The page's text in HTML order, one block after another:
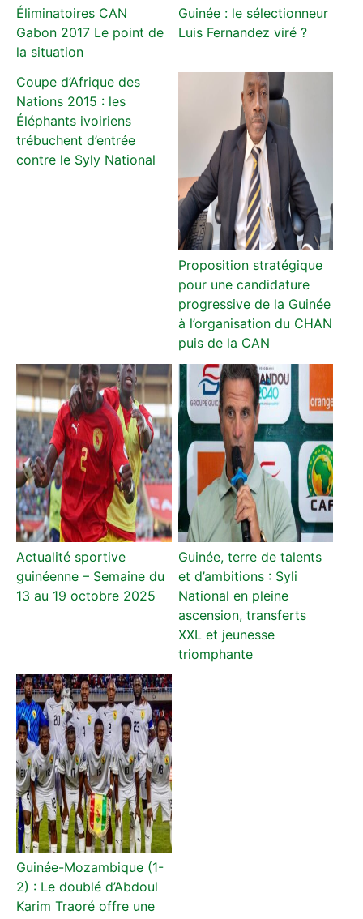
Éliminatoires CAN
Gabon 2017 Le point de
la situation
Guinée : le sélectionneur
Luis Fernandez viré ?
Coupe d’Afrique des
Nations 2015 : les
Éléphants ivoiriens
trébuchent d’entrée
contre le Syly National
Proposition stratégique
pour une candidature
progressive de la Guinée
à l’organisation du CHAN
puis de la CAN
Actualité sportive
guinéenne – Semaine du
13 au 19 octobre 2025
Guinée, terre de talents
et d’ambitions : Syli
National en pleine
ascension, transferts
XXL et jeunesse
triomphante
Guinée-Mozambique (1-
2) : Le doublé d’Abdoul
Karim Traoré offre une